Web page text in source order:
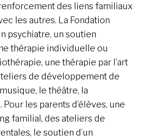
des liens familiaux
les autres. La Fondation
psychiatre, un soutien
thérapie individuelle ou
une thérapie par l’art
de développement de
le théâtre, la
les parents d’élèves, une
familial, des ateliers de
le soutien d’un